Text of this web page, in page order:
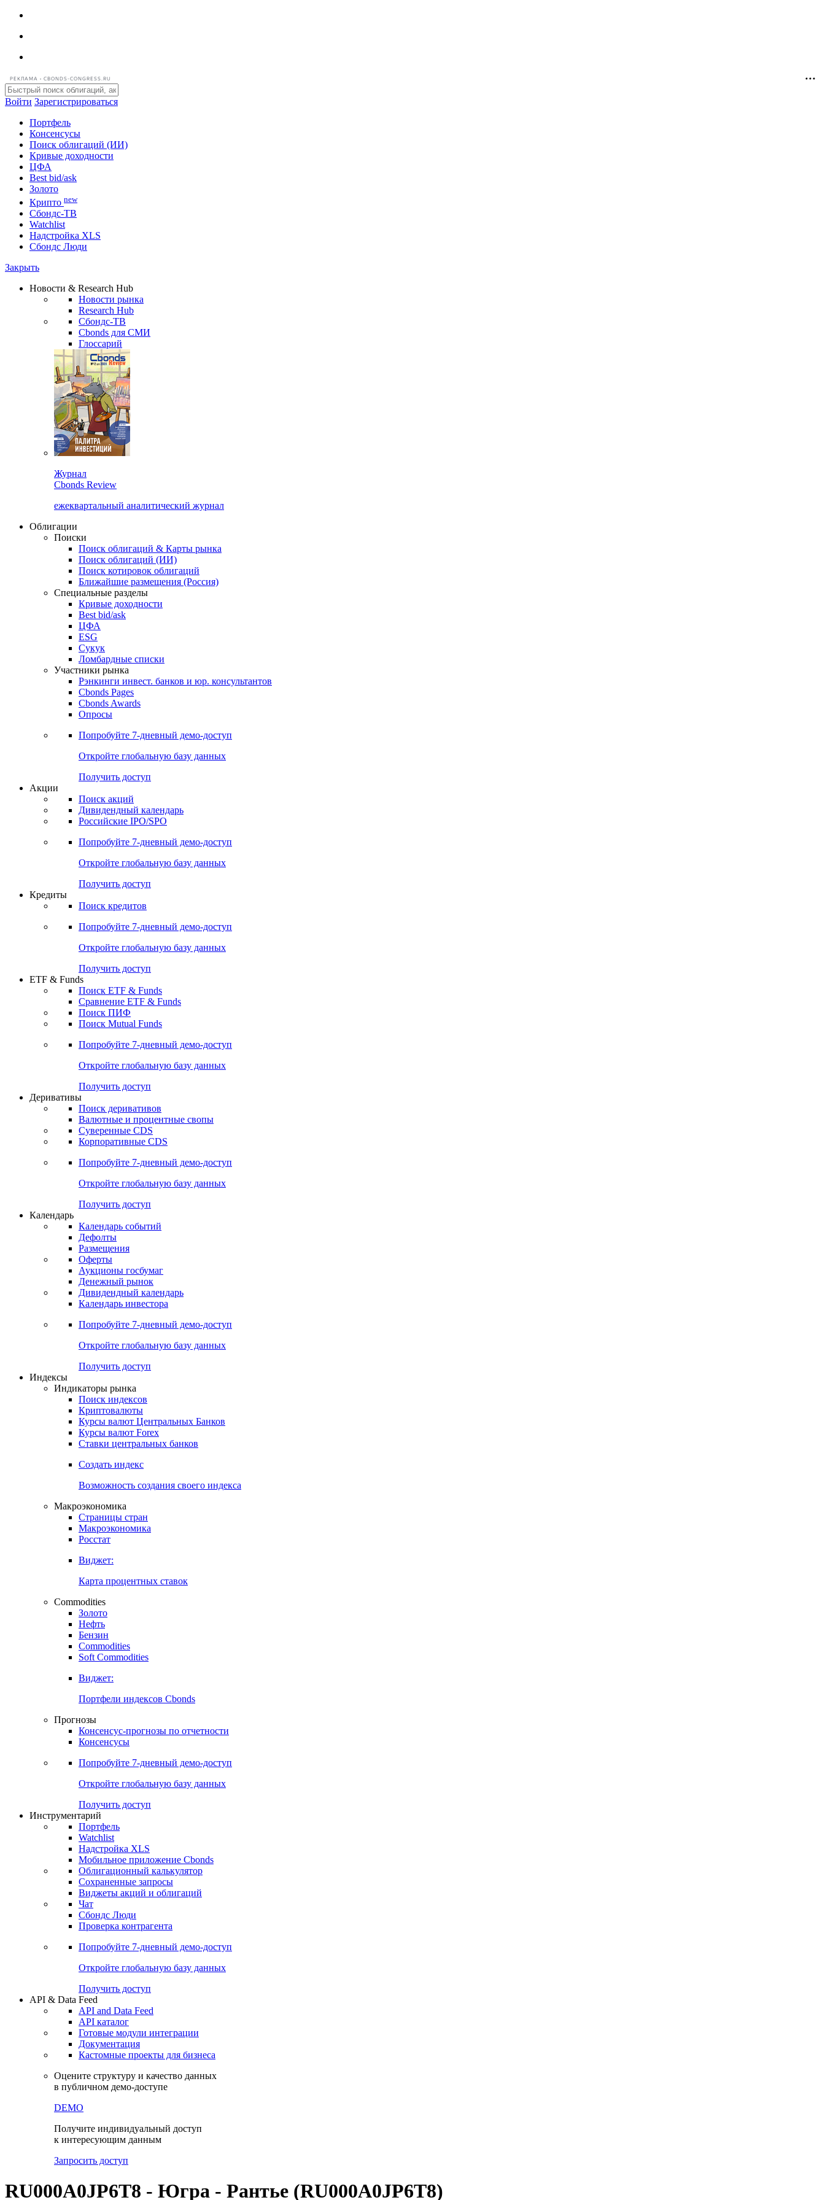
РЕКЛАМА • CBONDS-CONGRESS.RU
Войти Зарегистрироваться
Портфель
Консенсусы
Поиск облигаций (ИИ)
Кривые доходности
ЦФА
Best bid/ask
Золото
Криптоnew
Сбондс-ТВ
Надстройка XLS
Сбондс Люди
Новости & Research Hub
Новости рынка
Research Hub
Сбондс-ТВ
Cbonds для СМИ
Глоссарий
Журнал
Cbonds Review
ежеквартальный аналитический журнал
Облигации
Поиски
Поиск облигаций & Карты рынка
Поиск облигаций (ИИ)
Поиск котировок облигаций
Ближайшие размещения (Россия)
Специальные разделы
Кривые доходности
Best bid/ask
ЦФА
ESG
Сукук
Ломбардные списки
Участники рынка
Рэнкинги инвест. банков и юр. консультантов
Cbonds Pages
Cbonds Awards
Опросы
Попробуйте7-дневный
Откройте глобальную базу данных
Получить доступ
Акции
Поиск акций
Дивидендный календарь
Российские IPO/SPO
Попробуйте7-дневный
Откройте глобальную базу данных
Получить доступ
Кредиты
Поиск кредитов
Попробуйте7-дневный
Откройте глобальную базу данных
Получить доступ
ETF & Funds
Поиск ETF & Funds
Сравнение ETF & Funds
Поиск ПИФ
Поиск Mutual Funds
Попробуйте7-дневный
Откройте глобальную базу данных
Получить доступ
Деривативы
Поиск деривативов
Валютные и процентные свопы
Суверенные CDS
Корпоративные CDS
Попробуйте7-дневный
Откройте глобальную базу данных
Получить доступ
Календарь
Календарь событий
Дефолты
Размещения
Оферты
Аукционы госбумаг
Денежный рынок
Дивидендный календарь
Календарь инвестора
Попробуйте7-дневный
Получить доступ
Индикаторы рынка
Поиск индексов
Криптовалюты
Курсы валют Центральных Банков
Курсы валют Forex
Ставки центральных банков
Создать индекс
Возможность создания своего индекса
Макроэкономика
Страницы стран
Макроэкономика
Росстат
Виджет:
Карта процентных ставок
Commodities
Золото
Нефть
Бензин
Commodities
Soft Commodities
Виджет:
Портфели индексов Cbonds
Прогнозы
Консенсус-прогнозы по отчетности
Консенсусы
Попробуйте7-дневный
Откройте глобальную базу данных
Получить доступ
Инструментарий
Портфель
Watchlist
Надстройка XLS
Мобильное приложение Cbonds
Облигационный калькулятор
Сохраненные запросы
Виджеты акций и облигаций
Чат
Сбондс Люди
Проверка контрагента
Попробуйте7-дневный
Откройте глобальную базу данных
Получить доступ
API & Data Feed
API and Data Feed
API каталог
Документация
Кастомные проекты для бизнеса
Оцените структуру и качество данных
в публичном демо-доступе
DEMO
Получите индивидуальный доступ